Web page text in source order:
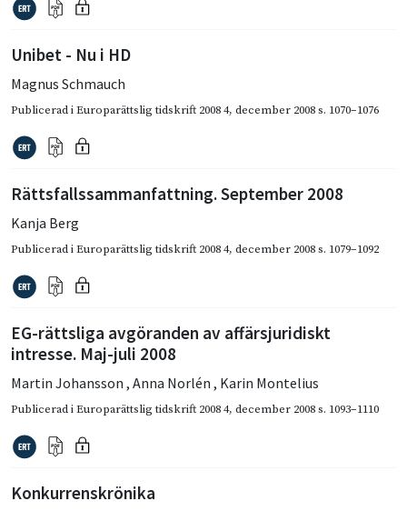
Unibet - Nu i HD
Magnus Schmauch
Publicerad iEuroparättslig tidskrift 2008 4, december 2008s. 1070–1076
Rättsfallssammanfattning. September 2008
Kanja Berg
Publicerad iEuroparättslig tidskrift 2008 4, december 2008s. 1079–1092
EG-rättsliga avgöranden av affärsjuridiskt
intresse. Maj-juli 2008
Martin Johansson , Anna Norlén , Karin Montelius
Publicerad iEuroparättslig tidskrift 2008 4, december 2008s. 1093–1110
Konkurrenskrönika